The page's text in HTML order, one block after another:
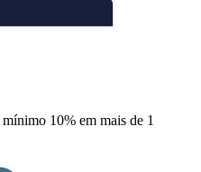
10% em mais de 1